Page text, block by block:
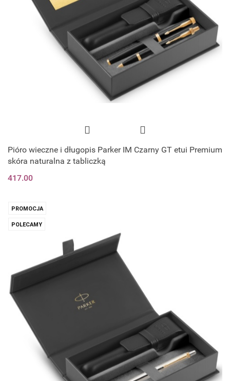
Pióro wieczne i długopis Parker IM Czarny GT etui Premium
skóra naturalna z tabliczką
417.00
PROMOCJA
POLECAMY